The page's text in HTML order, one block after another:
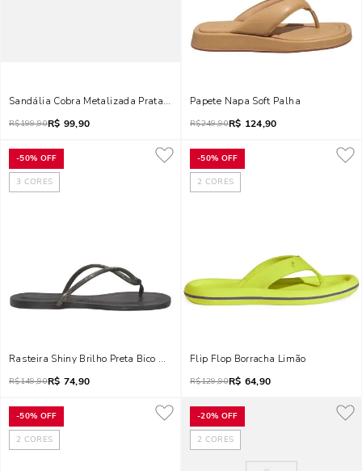
Sandália Cobra Metalizada Prata Salto Médio Fino
R$199,90R$ 99,90
Papete Napa Soft Palha
R$249,90R$ 124,90
-50% OFF
3 CORES
Rasteira Shiny Brilho Preta Bico Redondo
R$149,90R$ 74,90
-50% OFF
2 CORES
Flip Flop Borracha Limão
R$129,90R$ 64,90
-50% OFF
2 CORES
-20% OFF
2 CORES